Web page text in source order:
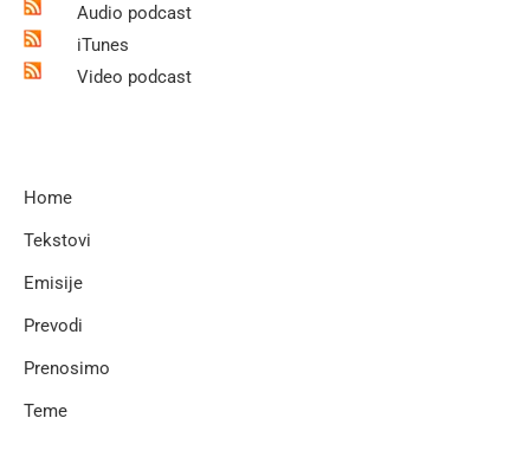
Audio podcast
iTunes
Video podcast
Home
Tekstovi
Emisije
Prevodi
Prenosimo
Teme